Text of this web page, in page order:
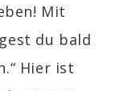
Mit
du bald
Hier ist